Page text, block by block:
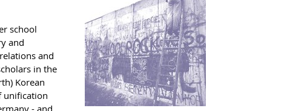
school
and
and
in the
Korean
unification
- and